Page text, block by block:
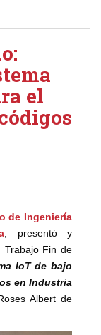
el
de Ingeniería
, presentó y
Trabajo Fin de
IoT de bajo
en Industria
Albert de